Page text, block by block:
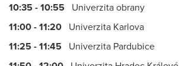
10:35 - 10:55 Univerzita obrany
11:00 - 11:20 Univerzita Karlova
11:25 - 11:45 Univerzita Pardubice